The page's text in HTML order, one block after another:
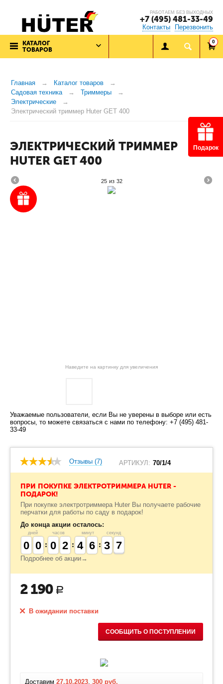
Подарок
РАБОТАЕМ БЕЗ ВЫХОДНЫХ
+7 (495) 481-33-49
Контакты Перезвонить
КАТАЛОГ
ТОВАРОВ
0
Главная
Каталог товаров
Садовая техника
Триммеры
Электрические
Электрический триммер Huter GET 400
ЭЛЕКТРИЧЕСКИЙ ТРИММЕР
HUTER GET 400
25 из 32
Наведите на картинку для увеличения
Уважаемые пользователи, если Вы не уверены в выборе или есть
вопросы, то можете связаться с нами по телефону: +7 (495) 481-
33-49
Отзывы (7) АРТИКУЛ: 70/1/4
ПРИ ПОКУПКЕ ЭЛЕКТРОТРИММЕРА HUTER -
ПОДАРОК!
При покупке электротриммера Huter Вы получаете рабочие
перчатки для работы по саду в подарок!
До конца акции осталось:
дней
9
9
0
0 9
9
0
0
часов
9
9
0
0 1
1
2
2
минут
3
3
4
4 5
5
6
6
секунд
4
3
3 7
7
6
Подробнее об акции→
2 190 Р
В ожидании поставки
СООБЩИТЬ О ПОСТУПЛЕНИИ
Доставим 27.10.2023, 300 руб.